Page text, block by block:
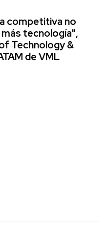
competitiva no
tecnología",
Technology &
de VML